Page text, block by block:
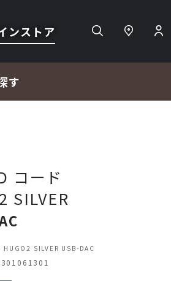
ンストア
す
コード
SILVER
HUGO2 SILVER USB-DAC